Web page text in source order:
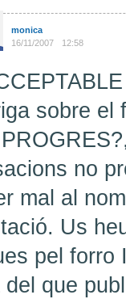
monica
16/11/2007
12:58
sobre el
no
mal al
Us
pel forro
del que